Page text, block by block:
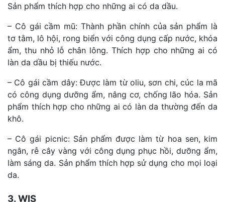
Sản phẩm thích hợp cho những ai có da dầu.
– Cô gái cầm mũ: Thành phần chính của sản phẩm là
tơ tằm, lô hội, rong biển với công dụng cấp nước, khóa
ẩm, thu nhỏ lỗ chân lông. Thích hợp cho những ai có
làn da dầu bị thiếu nước.
– Cô gái cầm dây: Được làm từ oliu, sơn chi, cúc la mã
có công dụng dưỡng ẩm, nâng cơ, chống lão hóa. Sản
phẩm thích hợp cho những ai có làn da thường đến da
khô.
– Cô gái picnic: Sản phẩm được làm từ hoa sen, kim
ngân, rễ cây vàng với công dụng phục hồi, dưỡng ẩm,
làm sáng da. Sản phẩm thích hợp sử dụng cho mọi loại
da.
3. WIS